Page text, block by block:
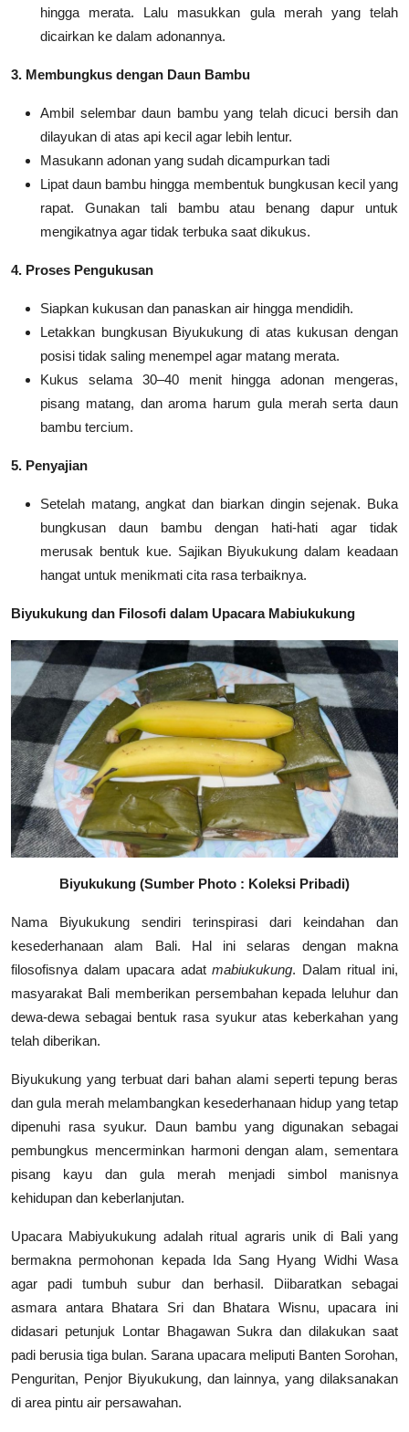
hingga merata. Lalu masukkan gula merah yang telah
dicairkan ke dalam adonannya.
3. Membungkus dengan Daun Bambu
Ambil selembar daun bambu yang telah dicuci bersih dan
dilayukan di atas api kecil agar lebih lentur.
Masukann adonan yang sudah dicampurkan tadi
Lipat daun bambu hingga membentuk bungkusan kecil yang
rapat. Gunakan tali bambu atau benang dapur untuk
mengikatnya agar tidak terbuka saat dikukus.
4. Proses Pengukusan
Siapkan kukusan dan panaskan air hingga mendidih.
Letakkan bungkusan Biyukukung di atas kukusan dengan
posisi tidak saling menempel agar matang merata.
Kukus selama 30–40 menit hingga adonan mengeras,
pisang matang, dan aroma harum gula merah serta daun
bambu tercium.
5. Penyajian
Setelah matang, angkat dan biarkan dingin sejenak. Buka
bungkusan daun bambu dengan hati-hati agar tidak
merusak bentuk kue. Sajikan Biyukukung dalam keadaan
hangat untuk menikmati cita rasa terbaiknya.
Biyukukung dan Filosofi dalam Upacara Mabiukukung
Biyukukung (Sumber Photo : Koleksi Pribadi)
Nama Biyukukung sendiri terinspirasi dari keindahan dan
kesederhanaan alam Bali. Hal ini selaras dengan makna
filosofisnya dalam upacara adatmabiukukung. Dalam ritual ini,
masyarakat Bali memberikan persembahan kepada leluhur dan
dewa-dewa sebagai bentuk rasa syukur atas keberkahan yang
telah diberikan.
Biyukukung yang terbuat dari bahan alami seperti tepung beras
dan gula merah melambangkan kesederhanaan hidup yang tetap
dipenuhi rasa syukur. Daun bambu yang digunakan sebagai
pembungkus mencerminkan harmoni dengan alam, sementara
pisang kayu dan gula merah menjadi simbol manisnya
kehidupan dan keberlanjutan.
Upacara Mabiyukukung adalah ritual agraris unik di Bali yang
bermakna permohonan kepada Ida Sang Hyang Widhi Wasa
agar padi tumbuh subur dan berhasil. Diibaratkan sebagai
asmara antara Bhatara Sri dan Bhatara Wisnu, upacara ini
didasari petunjuk Lontar Bhagawan Sukra dan dilakukan saat
padi berusia tiga bulan. Sarana upacara meliputi Banten Sorohan,
Penguritan, Penjor Biyukukung, dan lainnya, yang dilaksanakan
di area pintu air persawahan.